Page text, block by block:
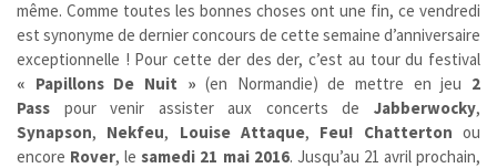
même. Comme toutes les bonnes choses ont une fin, ce vendredi
est synonyme de dernier concours de cette semaine d’anniversaire
exceptionnelle ! Pour cette der des der, c’est au tour du festival
« Papillons De Nuit » (en Normandie) de mettre en jeu 2
Pass pour venir assister aux concerts deJabberwocky,
Synapson, Nekfeu, Louise Attaque, Feu! Chatterton ou
encore Rover, lesamedi 21 mai 2016. Jusqu’au 21 avril prochain,